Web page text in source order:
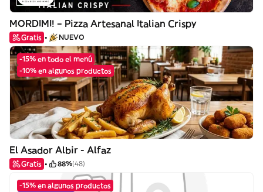
MORDIMI! – Pizza Artesanal Italian Crispy
Gratis NUEVO
-15% en todo el menú
-10% en algunos productos
El Asador Albir - Alfaz
Gratis 88%(48)
-15% en algunos productos